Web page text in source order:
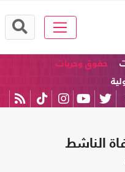
حقوق وحريات
الناشط